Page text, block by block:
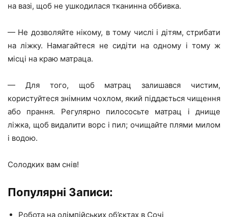
на вазі, щоб не ушкодилася тканинна оббивка.
— Не дозволяйте нікому, в тому числі і дітям, стрибати
на ліжку. Намагайтеся не сидіти на одному і тому ж
місці на краю матраца.
— Для того, щоб матрац залишався чистим,
користуйтеся знімним чохлом, який піддається чищення
або прання. Регулярно пилососьте матрац і днище
ліжка, щоб видалити ворс і пил; очищайте плями милом
і водою.
Солодких вам снів!
Популярні Записи:
Робота на олімпійських об’єктах в Сочі